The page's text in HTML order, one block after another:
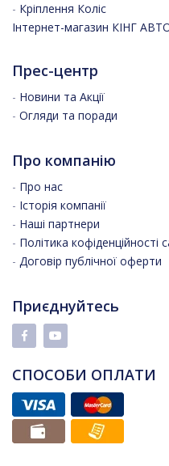
- Кріплення Коліс
Інтернет-магазин КІНГ
Прес-центр
- Новини та Акції
- Огляди та поради
Про компанію
- Про нас
- Історія компанії
- Наші партнери
- Політика кофіденційності
- Договір публічної оферти
Приєднуйтесь
СПОСОБИ ОПЛАТИ